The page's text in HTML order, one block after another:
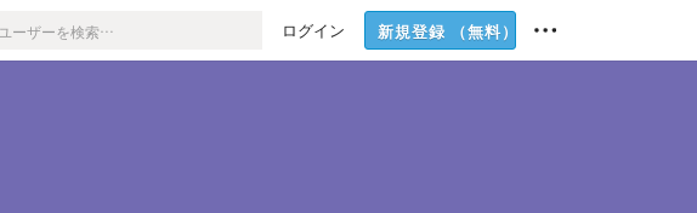
ログイン 新規登録 （無料）